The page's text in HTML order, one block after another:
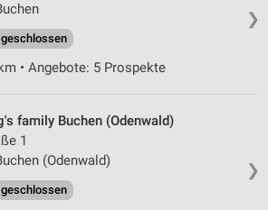
❯
geschlossen
• Angebote: 5 Prospekte
❯
family Buchen (Odenwald)
1
(Odenwald)
geschlossen